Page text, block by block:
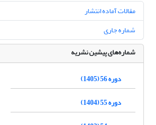
مقالات آماده انتشار
شماره جاری
شماره‌های پیشین نشریه
دوره 56 (1405)
دوره 55 (1404)